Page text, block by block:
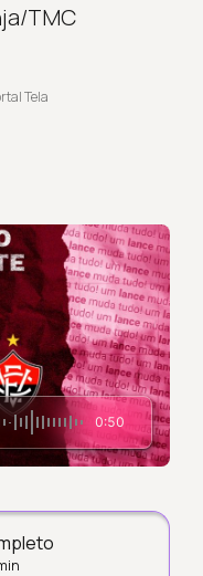
TMC
Tela
0:50